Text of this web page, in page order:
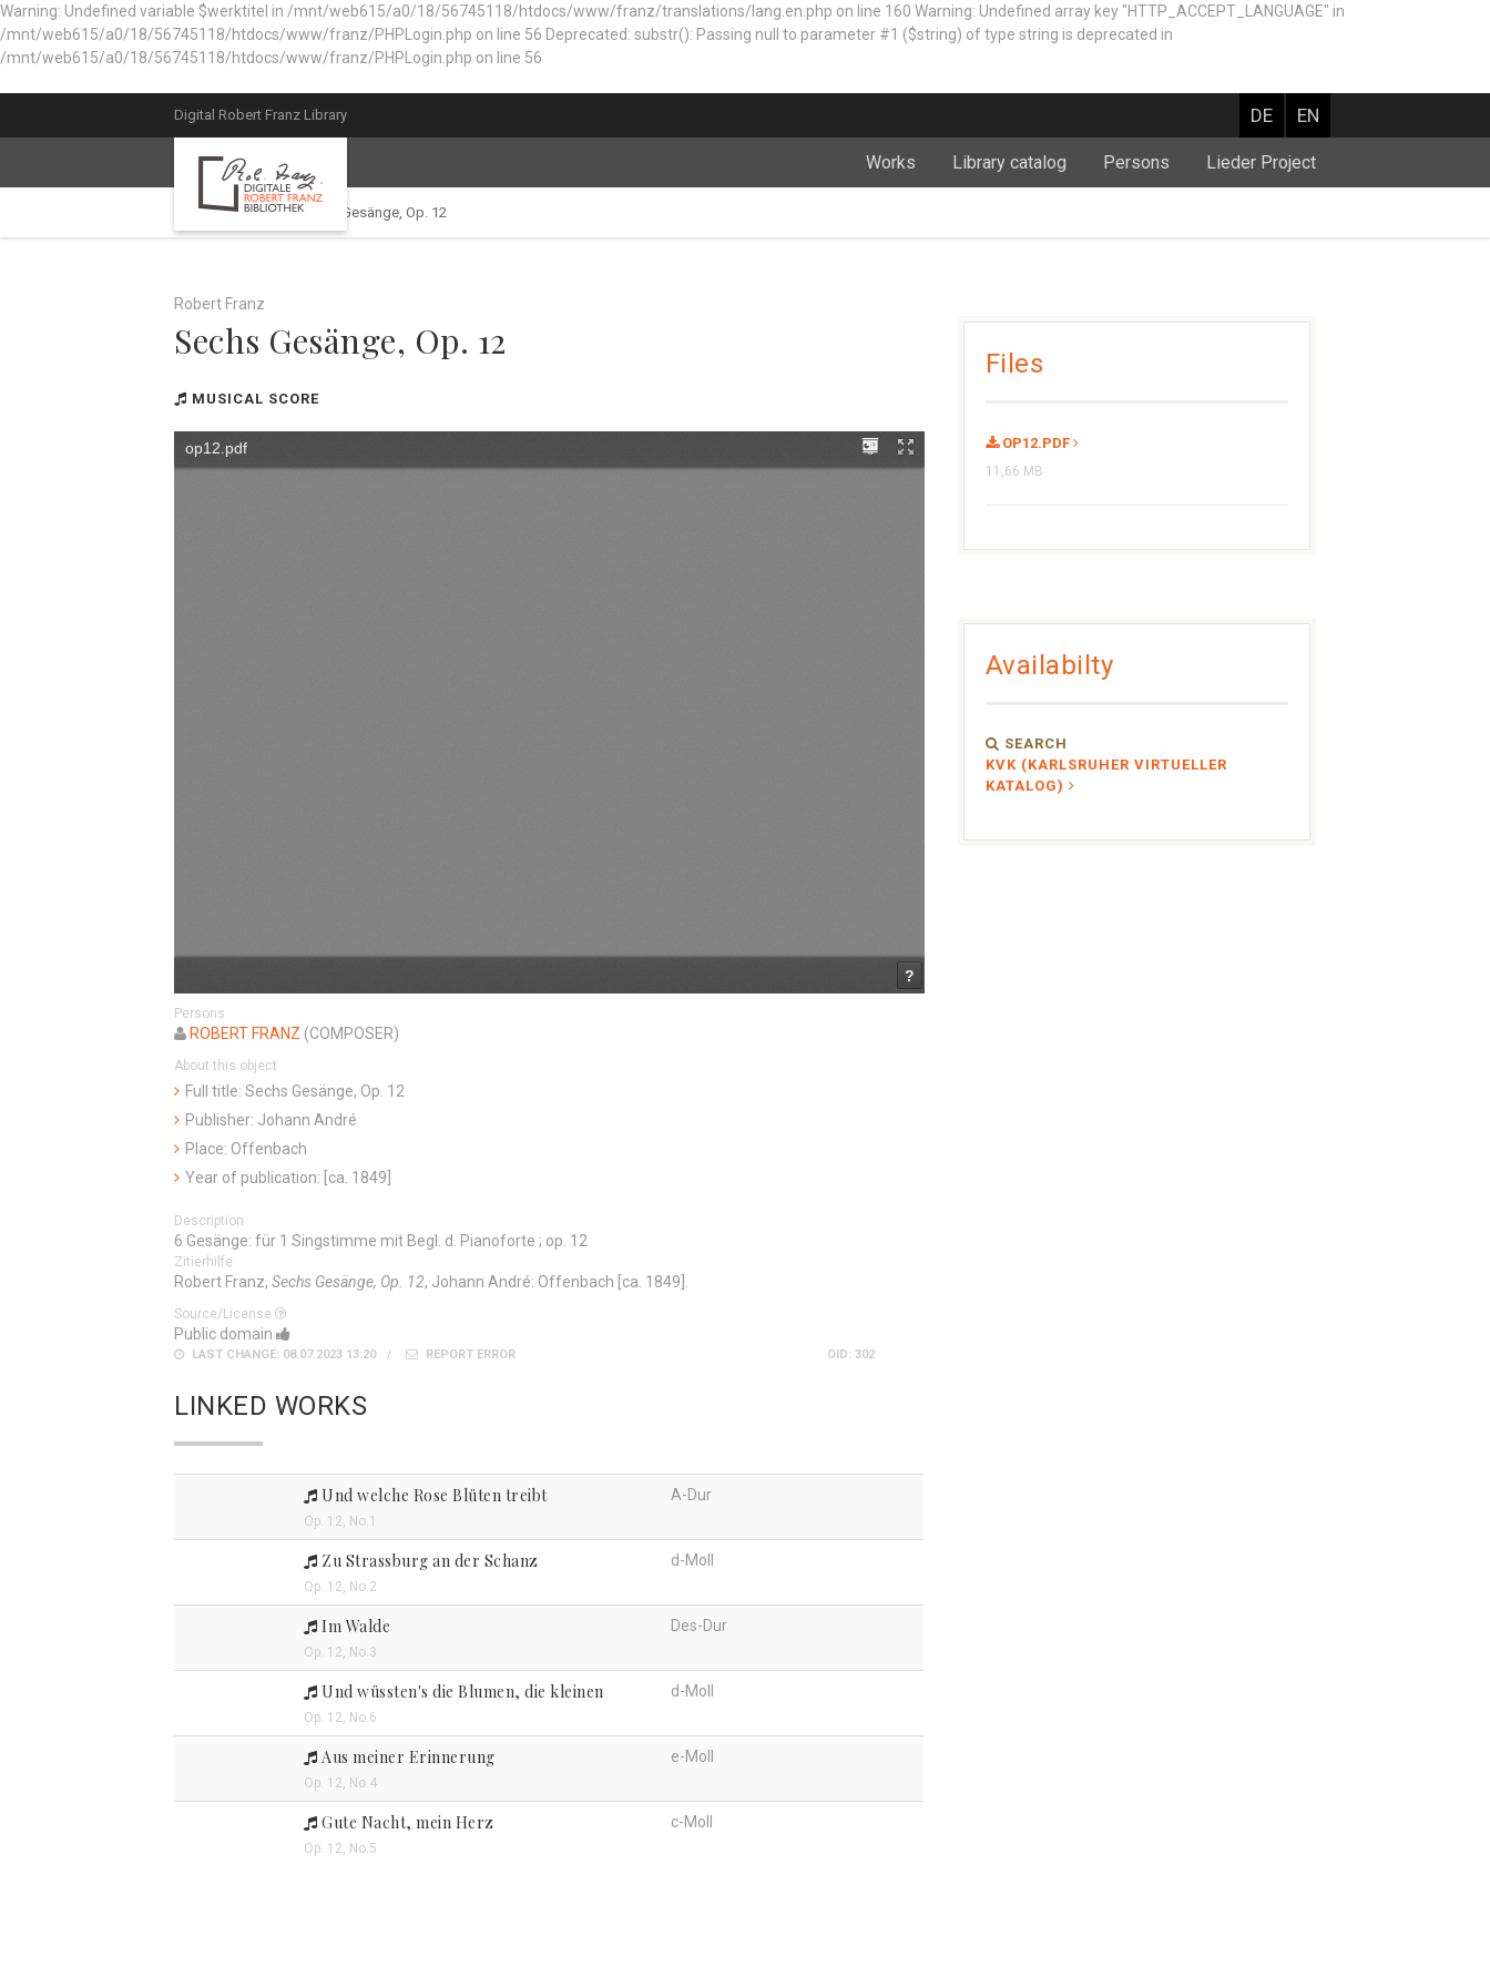
Warning: Undefined variable $werktitel in /mnt/web615/a0/18/56745118/htdocs/www/franz/translations/lang.en.php on line 160 Warning: Undefined array key "HTTP_ACCEPT_LANGUAGE" in
/mnt/web615/a0/18/56745118/htdocs/www/franz/PHPLogin.php on line 56 Deprecated: substr(): Passing null to parameter #1 ($string) of type string is deprecated in
/mnt/web615/a0/18/56745118/htdocs/www/franz/PHPLogin.php on line 56
Digital Robert Franz Library DE EN
Works Library catalog Persons Lieder Project
Library catalog Sechs Gesänge, Op. 12
Robert Franz
Sechs Gesänge, Op. 12
MUSICAL SCORE
Persons
ROBERT FRANZ (COMPOSER)
About this object
Full title: Sechs Gesänge, Op. 12
Publisher: Johann André
Place: Offenbach
Year of publication: [ca. 1849]
Description
6 Gesänge: für 1 Singstimme mit Begl. d. Pianoforte ; op. 12
Zitierhilfe
Robert Franz, Sechs Gesänge, Op. 12, Johann André: Offenbach [ca. 1849].
Source/License
Public domain
LAST CHANGE: 08.07.2023 13:20 REPORT ERROR OID: 302
LINKED WORKS
Und welche Rose Blüten treibt
Op. 12, No.1
A-Dur
Zu Strassburg an der Schanz
Op. 12, No.2
d-Moll
Im Walde
Op. 12, No.3
Des-Dur
Und wüssten's die Blumen, die kleinen
Op. 12, No.6
d-Moll
Aus meiner Erinnerung
Op. 12, No.4
e-Moll
Gute Nacht, mein Herz
Op. 12, No.5
c-Moll
Files
OP12.PDF
11,66 MB
Availabilty
SEARCH
KVK (KARLSRUHER VIRTUELLER
KATALOG)